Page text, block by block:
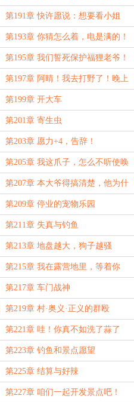
第191章 快许愿说：想要看小姐
姐！
第193章 你猜怎么着，电是满的！
第195章 我们誓死保护福狸老爷！
第197章 阿晴！我去打野了！晚上
不用留我饭
第199章 开大车
第201章 寄生虫
第203章 愿力+4，告辞！
第205章 我这爪子，怎么不听使唤
了
第207章 本大爷得搞清楚，他为什
么那么强！
第209章 停业的宠物乐园
第211章 失真与钓鱼
第213章 地盘越大，狗子越骚
第215章 我在露营地里，等着你
们。
第217章 车门战神
第219章 村·奥义·正义的群殴
第221章 哇！你真不如洗了蒜了
第223章 钓鱼和景点愿望
第225章 结算与好辣
第227章 咱们一起开发景点吧！